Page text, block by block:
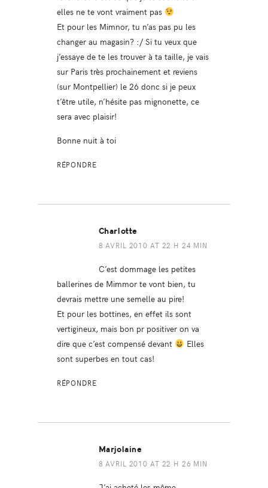
elles ne te vont vraiment pas
Et pour les Mimnor, tu n’as pas pu les
changer au magasin? :/ Si tu veux que
j’essaye de te les trouver à ta taille, je vais
sur Paris très prochainement et reviens
(sur Montpellier) le 26 donc si je peux
t’être utile, n’hésite pas mignonette, ce
sera avec plaisir!
Bonne nuit à toi
RÉPONDRE
Charlotte
8 AVRIL 2010 AT 22 H 24 MIN
C’est dommage les petites
ballerines de Mimmor te vont bien, tu
devrais mettre une semelle au pire!
Et pour les bottines, en effet ils sont
vertigineux, mais bon pr positiver on va
dire que c’est compensé devant
Elles
sont superbes en tout cas!
RÉPONDRE
Marjolaine
8 AVRIL 2010 AT 22 H 26 MIN